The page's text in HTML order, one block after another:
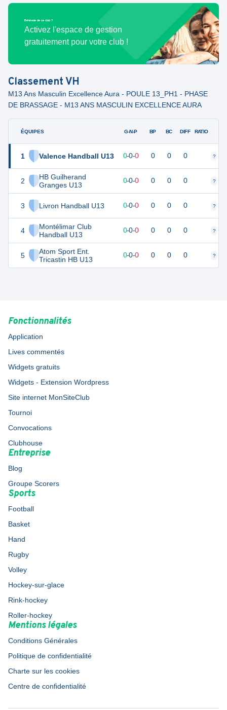
Bénévole de ce club ?
Activez l'espace de gestion
gratuitement pour votre club !
Classement VH
M13 Ans Masculin Excellence Aura - POULE 13_PH1 - PHASE
DE BRASSAGE - M13 ANS MASCULIN EXCELLENCE AURA
ÉQUIPES
1 Valence Handball U13
2
HB Guilherand
Granges U13
3 Livron Handball U13
4
Montélimar Club
Handball U13
5
Atom Sport Ent.
Tricastin HB U13
G-N-P BP BC DIFF RATIO
0 0 0-0-0 0 0 0 ?
0-0-0 0 0 0 ?
0 0-0-0 0 0 0 ?
0 0-0-0 0 0 0 ?
0 0-0-0 0 0 0 ?
Fonctionnalités
Application
Lives commentés
Widgets gratuits
Widgets - Extension Wordpress
Site internet MonSiteClub
Tournoi
Convocations
Clubhouse
Entreprise
Blog
Groupe Scorers
Sports
Football
Basket
Hand
Rugby
Volley
Hockey-sur-glace
Rink-hockey
Roller-hockey
Mentions légales
Conditions Générales
Politique de confidentialité
Charte sur les cookies
Centre de confidentialité